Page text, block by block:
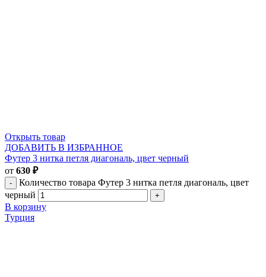
Открыть товар
ДОБАВИТЬ В ИЗБРАННОЕ
Футер 3 нитка петля диагональ, цвет черный
от 630 ₽
Количество товара Футер 3 нитка петля диагональ, цвет
черный
В корзину
Турция